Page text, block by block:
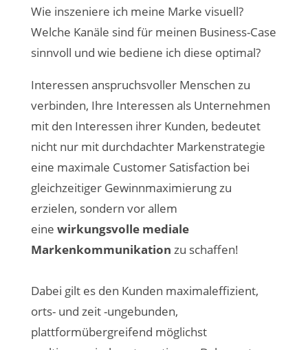
Wie inszeniere ich meine Marke visuell?
Welche Kanäle sind für meinen Business-Case
sinnvoll und wie bediene ich diese optimal?
Interessen anspruchsvoller Menschen zu
verbinden, Ihre Interessen als Unternehmen
mit den Interessen ihrer Kunden, bedeutet
nicht nur mit durchdachter Markenstrategie
eine maximale Customer Satisfaction bei
gleichzeitiger Gewinnmaximierung zu
erzielen, sondern vor allem
eine wirkungsvolle mediale
Markenkommunikation zu schaffen!
Dabei gilt es den Kunden maximaleffizient,
orts- und zeit -ungebunden,
plattformübergreifend möglichst